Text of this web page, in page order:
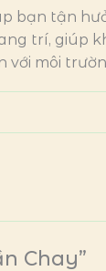
bạn tận
trí, giúp
với môi
Chay”